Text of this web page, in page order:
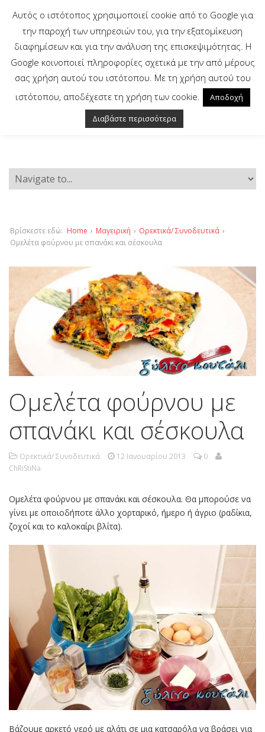
Βρίσκεστε εδώ: Home › Μαγειρική › Ορεκτικά/ Συνοδευτικά ›
Ομελέτα φούρνου με σπανάκι και σέσκουλα
Ομελέτα φούρνου με
σπανάκι και σέσκουλα
Ορεκτικά/ Συνοδευτικά 12 Ιανουαρίου 2013
0
ChRiStiNa
Ομελέτα φούρνου με σπανάκι και σέσκουλα. Θα μπορούσε να
γίνει με οποιοδήποτε άλλο χορταρικό, ήμερο ή άγριο (ραδίκια,
ζοχοί και το καλοκαίρι βλίτα).
Βάζουμε αρκετό νερό με αλάτι σε μια κατσαρόλα να βράσει για
Αυτός ο ιστότοπος χρησιμοποιεί cookie από το Google για
την παροχή των υπηρεσιών του, για την εξατομίκευση
διαφημίσεων και για την ανάλυση της επισκεψιμότητας. Η
Google κοινοποιεί πληροφορίες σχετικά με την από μέρους
σας χρήση αυτού του ιστότοπου. Με τη χρήση αυτού του
ιστότοπου, αποδέχεστε τη χρήση των cookie.
Αποδοχή
Διαβάστε περισσότερα